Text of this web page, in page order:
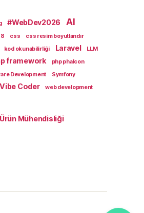
#WebDev2026 AI
css css resim boyutlandır
kod okunabilirliği Laravel LLM
framework php phalcon
Development Symfony
Vibe Coder web development
Ürün Mühendisliği